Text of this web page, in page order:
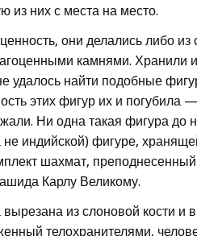
из них с места на место.
они делались либо из
камнями. Хранили
удалось найти подобные
этих фигур их и
Ни одна такая фигура
индийской) фигуре,
шахмат,
Карлу Великому.
вырезана из слоновой кости
телохранителями,